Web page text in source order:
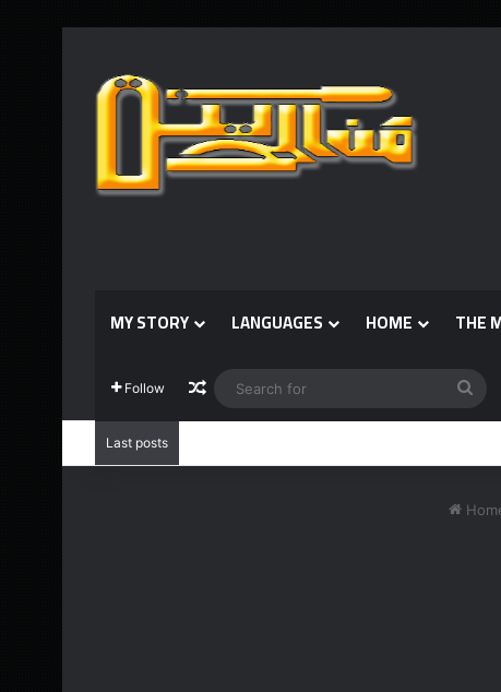
MY STORY LANGUAGES HOME THE
Follow Random Article
for
Last posts